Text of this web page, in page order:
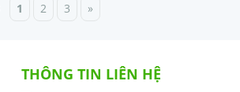
1 2 3 »
THÔNG TIN LIÊN HỆ